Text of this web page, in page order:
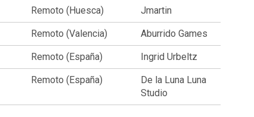
Remoto (Huesca) Jmartin
Remoto (Valencia) Aburrido Games
Remoto (España) Ingrid Urbeltz
Remoto (España)
De la Luna Luna
Studio